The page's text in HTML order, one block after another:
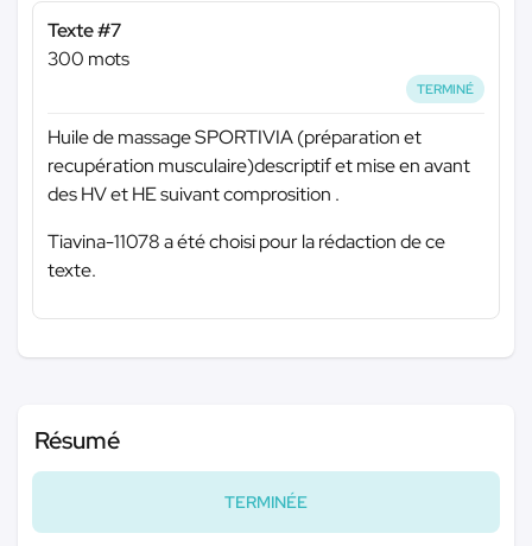
Texte #7
300 mots
TERMINÉ
Huile de massage SPORTIVIA (préparation et
recupération musculaire)descriptif et mise en avant
des HV et HE suivant comprosition .
Tiavina-11078 a été choisi pour la rédaction de ce
texte.
Résumé
TERMINÉE